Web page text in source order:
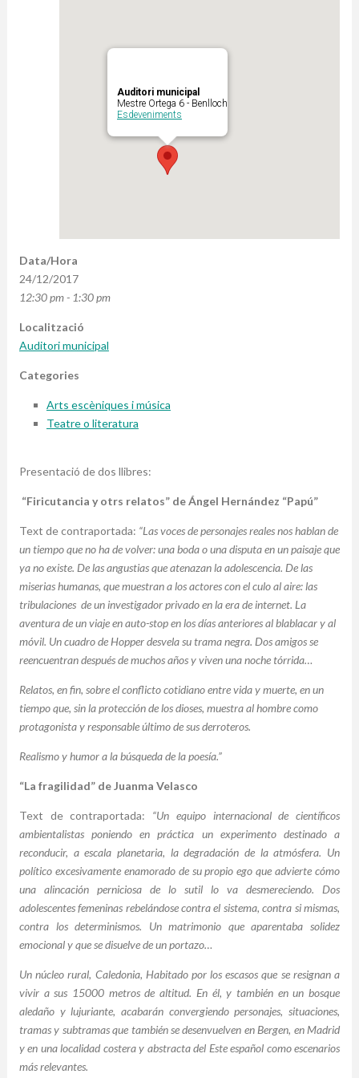
Auditori municipal
Mestre Ortega 6 - Benlloch
Esdeveniments
Data/Hora
24/12/2017
12:30 pm - 1:30 pm
Localització
Auditori municipal
Categories
Arts escèniques i música
Teatre o literatura
Presentació de dos llibres:
“Firicutancia y otrs relatos” de Ángel Hernández “Papú”
Text de contraportada: “Las voces de personajes reales nos hablan de
un tiempo que no ha de volver: una boda o una disputa en un paisaje que
ya no existe. De las angustias que atenazan la adolescencia. De las
miserias humanas, que muestran a los actores con el culo al aire: las
tribulaciones de un investigador privado en la era de internet. La
aventura de un viaje en auto-stop en los días anteriores al blablacar y al
móvil. Un cuadro de Hopper desvela su trama negra. Dos amigos se
reencuentran después de muchos años y viven una noche tórrida…
Relatos, en fin, sobre el conflicto cotidiano entre vida y muerte, en un
tiempo que, sin la protección de los dioses, muestra al hombre como
protagonista y responsable último de sus derroteros.
Realismo y humor a la búsqueda de la poesía.”
“La fragilidad” de Juanma Velasco
Text de contraportada: “Un equipo internacional de científicos
ambientalistas poniendo en práctica un experimento destinado a
reconducir, a escala planetaria, la degradación de la atmósfera. Un
político excesivamente enamorado de su propio ego que advierte cómo
una alincación perniciosa de lo sutil lo va desmereciendo. Dos
adolescentes femeninas rebelándose contra el sistema, contra si mismas,
contra los determinismos. Un matrimonio que aparentaba solidez
emocional y que se disuelve de un portazo…
Un núcleo rural, Caledonia, Habitado por los escasos que se resignan a
vivir a sus 15000 metros de altitud. En él, y también en un bosque
aledaño y lujuriante, acabarán convergiendo personajes, situaciones,
tramas y subtramas que también se desenvuelven en Bergen, en Madrid
y en una localidad costera y abstracta del Este español como escenarios
más relevantes.